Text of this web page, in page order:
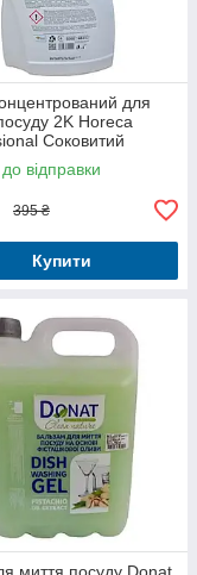
для
2K Horeca
Соковитий
м'ята 5 л
відправки
395 ₴
Купити